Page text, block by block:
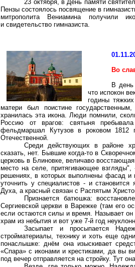
23 октября, в День памяти
Пензы состоялось посвящение в
митрополита Вениамина получили
и свидетельство гимназиста.
Во
В день
что испокон
годины
матери был поистине
хранилась эта икона. Люди помнили,
Россию от врагов: святыня
фельдмаршал Кутузов в роковом 1812
Отечественной.
Среди действующих в районе
сказать, нет. Бывшие когда-то в
церковь в Блиновке, величаво
место на селе, притягивающее
решениях, в которых выполнены фасад и
уточнить у специалистов - и
Духа, а красный связан с Распятым
Признается батюшка:
Сергиевской церкви в Варежке (там его
если остаются силы и время. Называет
храм из небытия и вот уже 7-й год
Засыпает и просыпается
стройматериалы, технику и хоть еще
понаслышке: днём она изыскивает
«Спара» с иконами и крестиками, да вы
под вечер отправляется на стройку. Тут